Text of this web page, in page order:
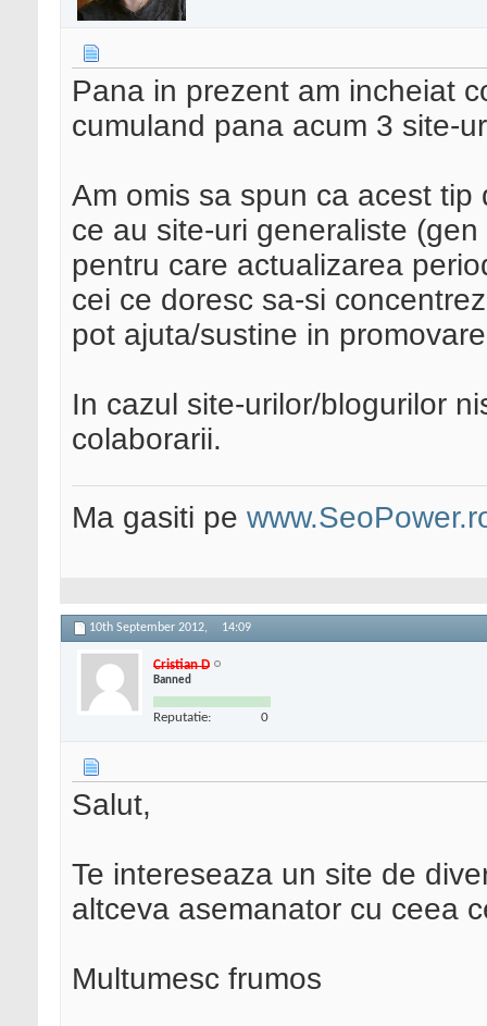
Pana in prezent am incheiat
cumuland pana acum 3 site-
Am omis sa spun ca acest
ce au site-uri generaliste
pentru care actualizarea
cei ce doresc sa-si
pot ajuta/sustine in
In cazul site-urilor/blogurilor
colaborarii.
Ma gasiti pe
10th September 2012, 14:09
Cristian D
Banned
Reputatie: 0
Salut,
Te intereseaza un site de
altceva asemanator cu ceea
Multumesc frumos